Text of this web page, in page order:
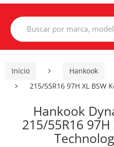
Search
for:
Inicio Hankook
215/55R16 97H XL BSW
Hankook
215/55R16